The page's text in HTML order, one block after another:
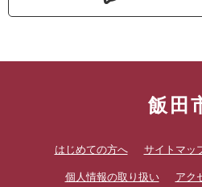
飯田
はじめての方へ サイトマッ
個人情報の取り扱い アク